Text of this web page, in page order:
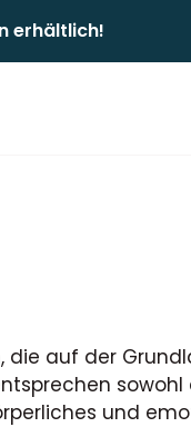
ㅤㅤ
auf der
und